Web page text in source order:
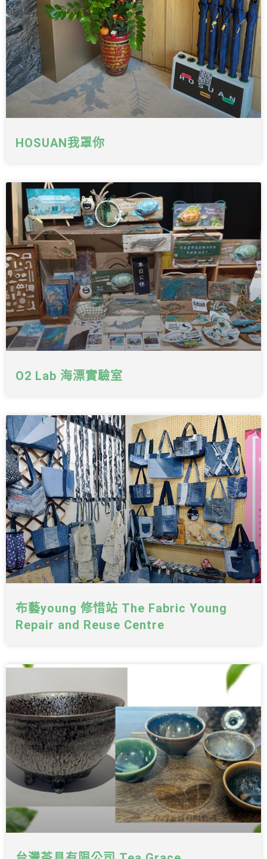
HOSUAN我罩你
O2 Lab 海漂實驗室
布藝young 修惜站 The Fabric Young
Repair and Reuse Centre